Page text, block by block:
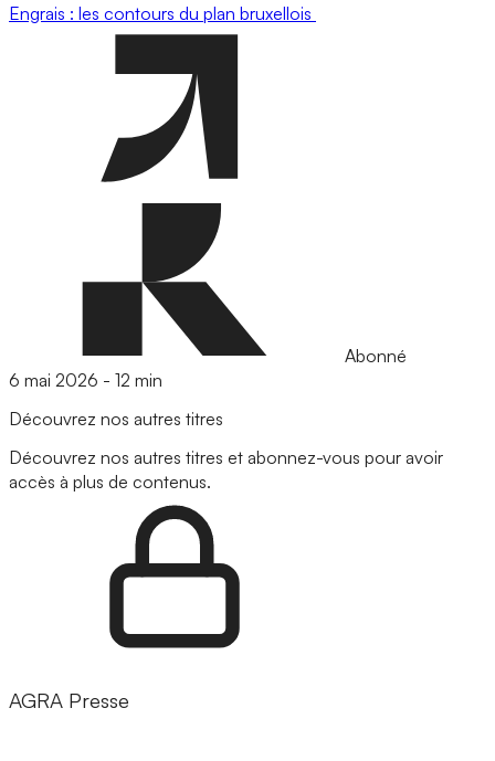
Engrais : les contours du plan bruxellois
Abonné
6 mai 2026 - 12 min
Découvrez nos autres titres
Découvrez nos autres titres et abonnez-vous pour avoir
accès à plus de contenus.
AGRA Presse